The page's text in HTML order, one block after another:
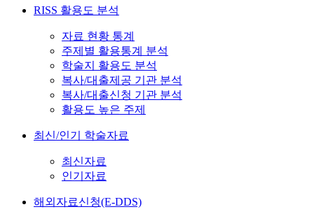
RISS 활용도 분석
자료 현황 통계
주제별 활용통계 분석
학술지 활용도 분석
복사/대출제공 기관 분석
복사/대출신청 기관 분석
활용도 높은 주제
최신/인기 학술자료
최신자료
인기자료
해외자료신청(E-DDS)